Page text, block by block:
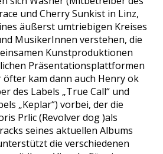
und Cherry Sunkist in Linz,
äußerst umtriebigen Kreises
MusikerInnen verstehen, die
Kunstproduktionen
Präsentationsplattformen
kam dann auch Henry ok
des Labels „True Call“ und
„Keplar“) vorbei, der die
Prlic (Revolver dog )als
seines aktuellen Albums
die verschiedenen